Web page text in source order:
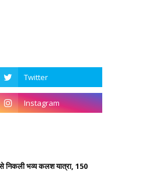
से निकली भव्य कलश यात्रा, 150